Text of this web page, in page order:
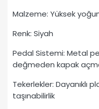
Malzeme: Yüksek
Renk: Siyah
Pedal Sistemi: Metal
değmeden kapak
Tekerlekler: Dayanıklı
taşınabilirlik